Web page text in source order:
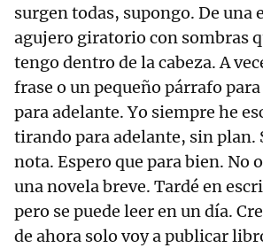
surgen todas, supongo. De una
agujero giratorio con sombras
tengo dentro de la cabeza. A
frase o un pequeño párrafo
para adelante. Yo siempre he
tirando para adelante, sin plan.
nota. Espero que para bien. No
una novela breve. Tardé en
pero se puede leer en un día.
de ahora solo voy a publicar